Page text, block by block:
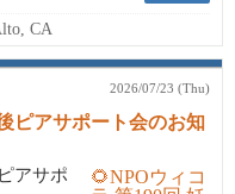
CA
2026/07/23 (Thu)
ピアサポート会のお知
アサポ